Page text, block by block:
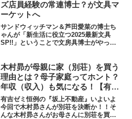
ズ店員経験の常連博士？が文具マ
ーケットへ
サンドウィッチマン＆芦田愛菜の博士ち
ゃんが「新生活に役立つ2025最新文具
SP!!」ということで文房具博士がやって
め）くん。前回登場時はあの「東急ハン
ズ」から「ハンズ」...
木村昴が母親に家（別荘）を買う
理由とは？母子家庭ってホント？
年収（収入）も気になる！【有吉
ゼミ】
有吉ゼミ恒例の『坂上不動産』いよいよ
今回で木村昴さんが別荘を決断か！！そ
んな木村昴さんがお母さんに別荘を買っ